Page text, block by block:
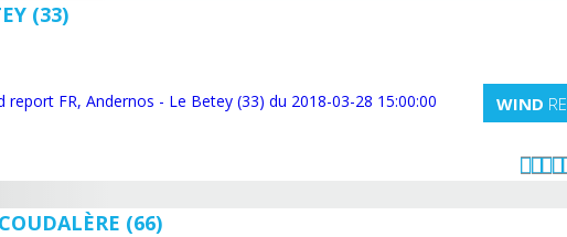
(33)
WIND
(66)